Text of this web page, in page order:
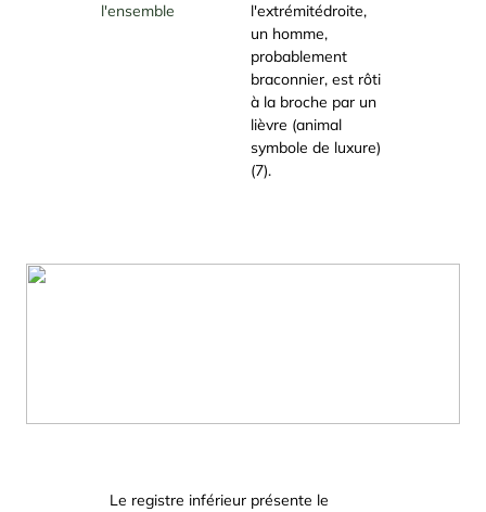
l'extrémitédroite,
un homme,
probablement
braconnier, est rôti
à la broche par un
lièvre (animal
symbole de luxure)
(7).
Le registre inférieur présente le